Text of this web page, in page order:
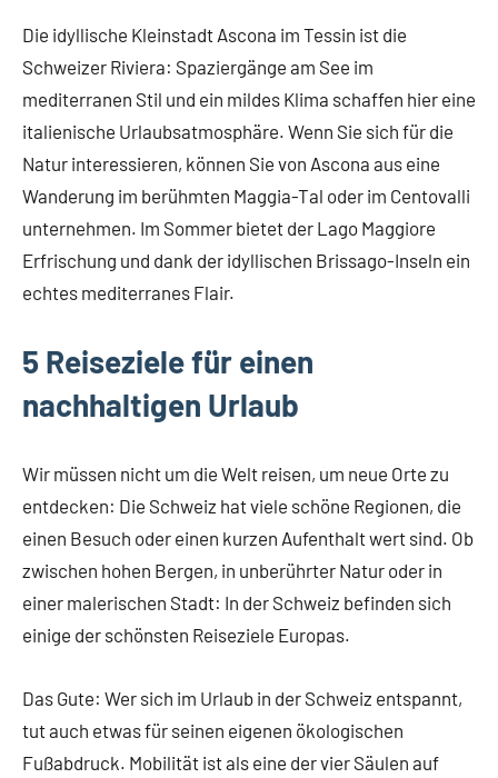
Die idyllische Kleinstadt Ascona im Tessin ist die
Schweizer Riviera: Spaziergänge am See im
mediterranen Stil und ein mildes Klima schaffen hier eine
italienische Urlaubsatmosphäre. Wenn Sie sich für die
Natur interessieren, können Sie von Ascona aus eine
Wanderung im berühmten Maggia-Tal oder im Centovalli
unternehmen. Im Sommer bietet der Lago Maggiore
Erfrischung und dank der idyllischen Brissago-Inseln ein
echtes mediterranes Flair.
5 Reiseziele für einen
nachhaltigen Urlaub
Wir müssen nicht um die Welt reisen, um neue Orte zu
entdecken: Die Schweiz hat viele schöne Regionen, die
einen Besuch oder einen kurzen Aufenthalt wert sind. Ob
zwischen hohen Bergen, in unberührter Natur oder in
einer malerischen Stadt: In der Schweiz befinden sich
einige der schönsten Reiseziele Europas.
Das Gute: Wer sich im Urlaub in der Schweiz entspannt,
tut auch etwas für seinen eigenen ökologischen
Fußabdruck. Mobilität ist als eine der vier Säulen auf